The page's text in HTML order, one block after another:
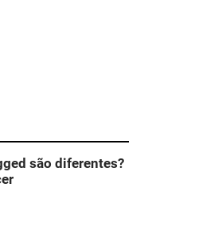
são diferentes?